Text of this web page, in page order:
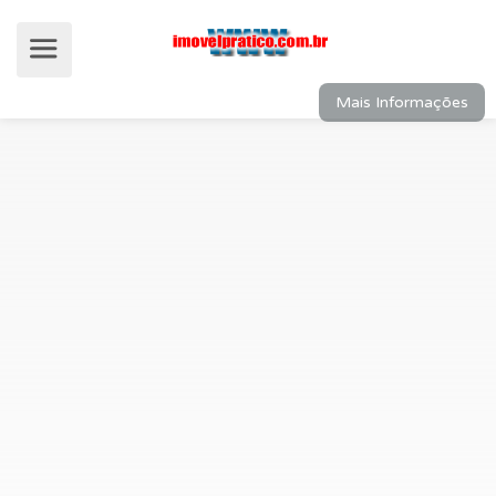
Mais Informações